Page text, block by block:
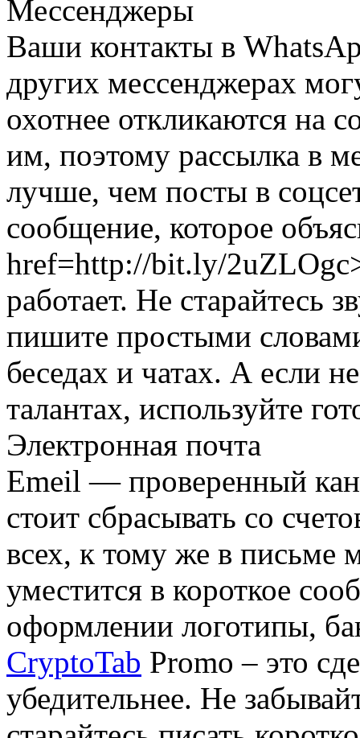
Мессенджеры
Ваши контакты в
других мессенджерах
охотнее откликаются на
им, поэтому рассылка в
лучше, чем посты в
сообщение, которое
href=http://bit.ly/
работает. Не старайтесь
пишите простыми
беседах и чатах. А если
талантах, используйте
Электронная почта
Emeil — проверенный
стоит сбрасывать со
всех, к тому же в письме
уместится в короткое
оформлении логотипы,
CryptoTab Promo – это
убедительнее. Не